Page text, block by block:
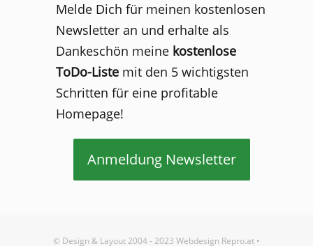
Melde Dich für meinen kostenlosen
Newsletter an und erhalte als
Dankeschön meine kostenlose
ToDo-Liste mit den 5 wichtigsten
Schritten für eine profitable
Homepage!
Anmeldung Newsletter
© Design & Layout 2004 - 2023 Webdesign Repro.at •